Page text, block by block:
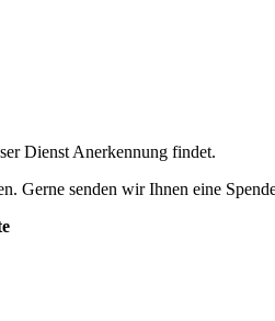
Dienst Anerkennung findet.
Gerne senden wir Ihnen eine